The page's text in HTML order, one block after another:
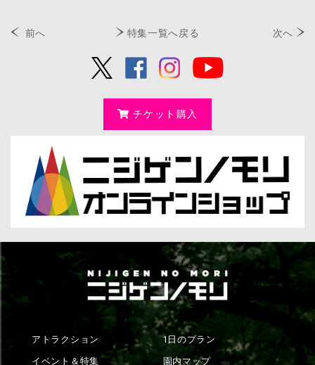
前へ 特集一覧へ戻る 次へ
チケット購入
アトラクション
イベント＆特集
1日のプラン
園内マップ